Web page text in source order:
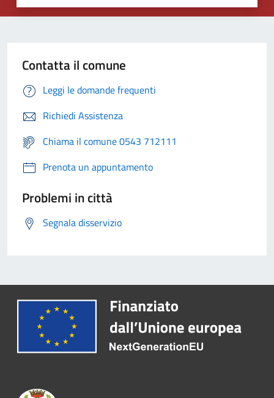
Contatta il comune
Leggi le domande frequenti
Richiedi Assistenza
Chiama il comune 0543 712111
Prenota un appuntamento
Problemi in città
Segnala disservizio